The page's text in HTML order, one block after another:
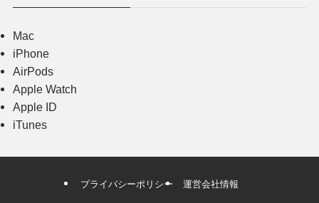
Mac
iPhone
AirPods
Apple Watch
Apple ID
iTunes
プライバシーポリシー 運営会社情報